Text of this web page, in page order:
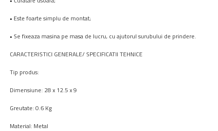
• Este foarte simplu de montat;
• Se fixeaza masina pe masa de lucru, cu ajutorul surubului de prindere.
CARACTERISTICI GENERALE/ SPECIFICATII TEHNICE
Tip produs:
Dimensiune: 28 x 12.5 x 9
Greutate: 0.6 Kg
Material: Metal